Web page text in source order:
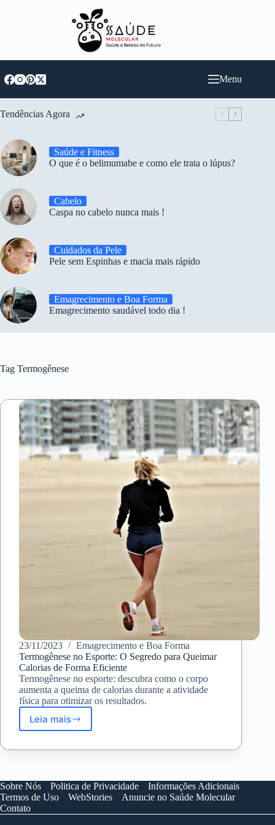
Menu
Tendências Agora
Saúde e Fitness
O que é o belimumabe e como ele trata o lúpus?
Cabelo
Caspa no cabelo nunca mais !
Cuidados da Pele
Pele sem Espinhas e macia mais rápido
Emagrecimento e Boa Forma
Emagrecimento saudável todo dia !
Tag Termogênese
23/11/2023
Emagrecimento e Boa Forma
Termogênese no Esporte: O Segredo para Queimar
Calorias de Forma Eficiente
Termogênese no esporte: descubra como o corpo
aumenta a queima de calorias durante a atividade
física para otimizar os resultados.
Leia maisTermogênese
Esporte:
para
Queimar
de
Sobre Nós Politica de Privacidade
Informações Adicionais
Termos de Uso
WebStories
Anuncie no Saúde Molecular
Contato